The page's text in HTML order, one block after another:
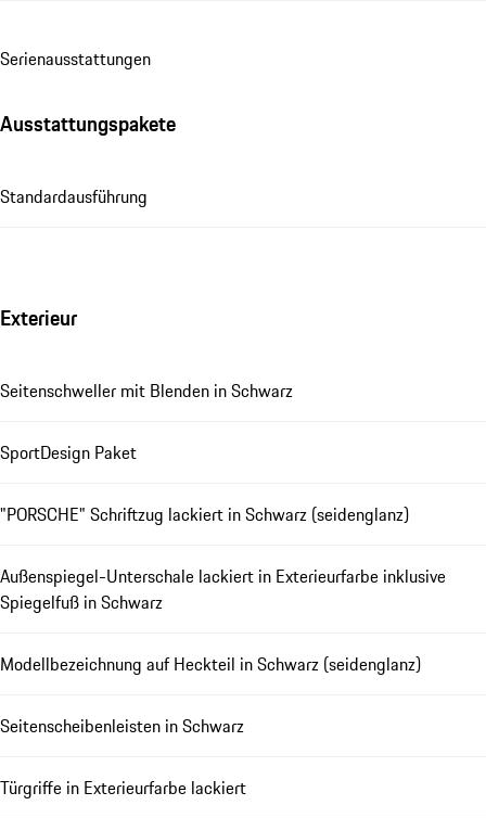
Se­ri­en­aus­stat­tungen
Ausstattungspakete
Standardausführung
Exterieur
Seitenschweller mit Blenden in Schwarz
SportDesign Paket
"PORSCHE" Schriftzug lackiert in Schwarz (seidenglanz)
Außenspiegel-Unterschale lackiert in Exterieurfarbe inklusive
Spiegelfuß in Schwarz
Modellbezeichnung auf Heckteil in Schwarz (seidenglanz)
Seitenscheibenleisten in Schwarz
Türgriffe in Exterieurfarbe lackiert